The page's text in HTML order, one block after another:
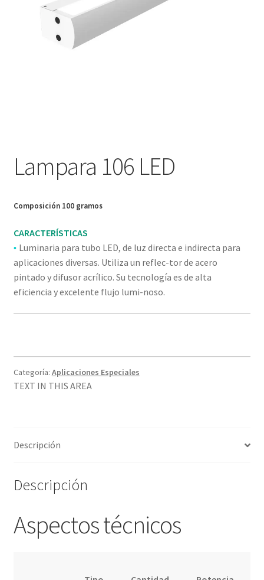
Política de devoluciones y reembolsos
Términos y condiciones
Tienda
Lampara 106 LED
Composición 100 gramos
CARACTERÍSTICAS
• Luminaria para tubo LED, de luz directa e indirecta para
aplicaciones diversas. Utiliza un reflec-tor de acero
pintado y difusor acrílico. Su tecnología es de alta
eficiencia y excelente flujo lumi-noso.
Categoría: Aplicaciones Especiales
TEXT IN THIS AREA
Descripción
Descripción
Aspectos técnicos